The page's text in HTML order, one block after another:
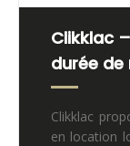
Clikklac
durée de
Clikklac
en location